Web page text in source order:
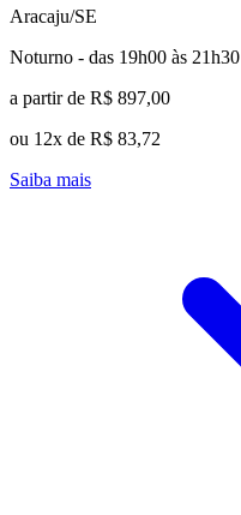
Aracaju/SE
Noturno - das 19h00 às 21h30
a partir de R$ 897,00
ou 12x de R$ 83,72
Saiba mais